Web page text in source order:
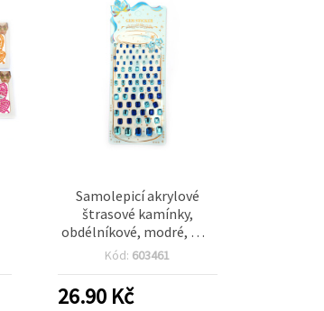
Samolepicí akrylové
štrasové kamínky,
obdélníkové, modré, mix
velikostí 4x6 mm až 10x14
Kód: 603461
26.90Kč